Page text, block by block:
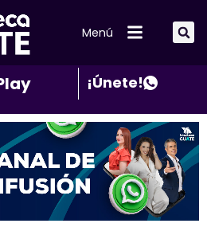
Menú
¡Únete!